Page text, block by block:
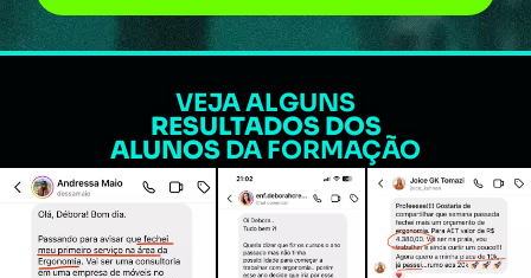
VEJA ALGUNS
RESULTADOS DOS
ALUNOSDA FORMAÇÃO